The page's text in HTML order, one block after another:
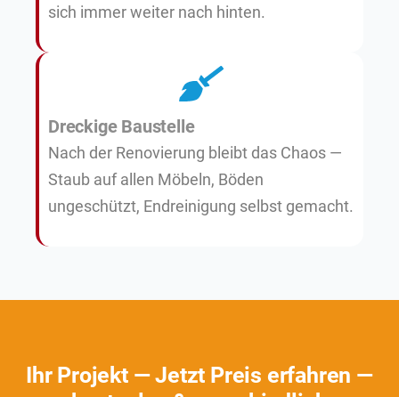
sich immer weiter nach hinten.
Dreckige Baustelle
Nach der Renovierung bleibt das Chaos —
Staub auf allen Möbeln, Böden
ungeschützt, Endreinigung selbst gemacht.
Ihr Projekt — Jetzt Preis erfahren —